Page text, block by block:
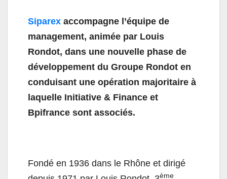
Siparex accompagne l’équipe de
management, animée par Louis
Rondot, dans une nouvelle phase de
développement du Groupe Rondot en
conduisant une opération majoritaire à
laquelle Initiative & Finance et
Bpifrance sont associés.
Fondé en 1936 dans le Rhône et dirigé
ème